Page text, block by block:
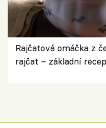
Rajčatová omáčka z
rajčat – základní